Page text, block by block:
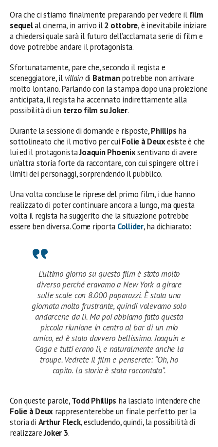
Ora che ci stiamo finalmente preparando per vedere il film
sequelal cinema, in arrivo il2 ottobre, è inevitabile iniziare
a chiedersi quale sarà il futuro dell’acclamata serie di film e
dove potrebbe andare il protagonista.
Sfortunatamente, pare che, secondo il regista e
sceneggiatore, il villain di Batmanpotrebbe non arrivare
molto lontano. Parlando con la stampa dopo una proiezione
anticipata, il regista ha accennato indirettamente alla
possibilità di un terzo film su Joker.
Durante la sessione di domande e risposte,Phillips ha
sottolineato che il motivo per cui Folie à Deuxesiste è che
lui ed il protagonistaJoaquin Phoenixsentivano di avere
un’altra storia forte da raccontare, con cui spingere oltre i
limiti dei personaggi, sorprendendo il pubblico.
Una volta concluse le riprese del primo film, i due hanno
realizzato di poter continuare ancora a lungo, ma questa
volta il regista ha suggerito che la situazione potrebbe
essere ben diversa. Come riporta Collider, ha dichiarato:
L’ultimo giorno su questo film è stato molto
diverso perché eravamo a New York a girare
sulle scale con 8.000 paparazzi. È stata una
giornata molto frustrante, quindi volevamo solo
andarcene da lì. Ma poi abbiamo fatto questa
piccola riunione in centro al bar di un mio
amico, ed è stato davvero bellissimo. Joaquin e
Gaga e tutti erano lì, e naturalmente anche la
troupe. Vedrete il film e penserete: “Oh, ho
capito. La storia è stata raccontata”.
Con queste parole,Todd Phillips ha lasciato intendere che
Folie à Deux rappresenterebbe un finale perfetto per la
storia di Arthur Fleck, escludendo, quindi, la possibilità di
realizzareJoker 3.